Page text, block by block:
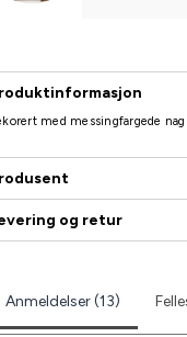
med messingfargede
og retur
Anmeldelser (13)